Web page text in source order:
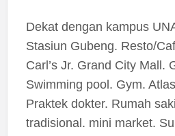
Dekat dengan kampus
Stasiun Gubeng. Resto/
Carl’s Jr. Grand City Mall.
Swimming pool. Gym.
Praktek dokter. Rumah
tradisional. mini market.